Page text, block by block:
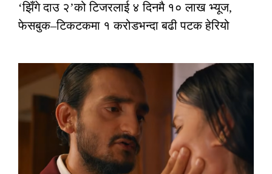
‘झिँगे दाउ २’को टिजरलाई ४ दिनमै १० लाख भ्यूज,
फेसबुक–टिकटकमा १ करोडभन्दा बढी पटक हेरियो